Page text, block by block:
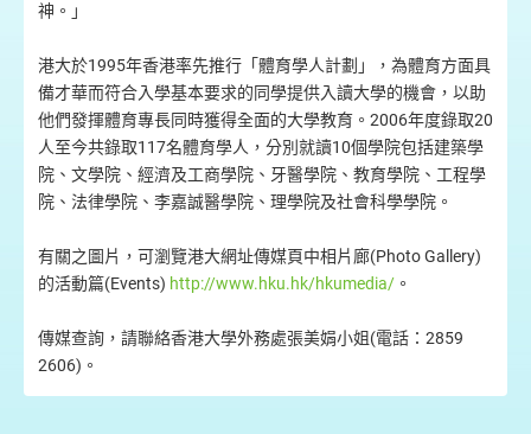
神。」
港大於1995年香港率先推行「體育學人計劃」，為體育方面具
備才華而符合入學基本要求的同學提供入讀大學的機會，以助
他們發揮體育專長同時獲得全面的大學教育。2006年度錄取20
人至今共錄取117名體育學人，分別就讀10個學院包括建築學
院、文學院、經濟及工商學院、牙醫學院、教育學院、工程學
院、法律學院、李嘉誠醫學院、理學院及社會科學學院。
有關之圖片，可瀏覽港大網址傳媒頁中相片廊(Photo Gallery)
的活動篇(Events) http://www.hku.hk/hkumedia/ 。
傳媒查詢，請聯絡香港大學外務處張美娟小姐(電話：2859
2606)。